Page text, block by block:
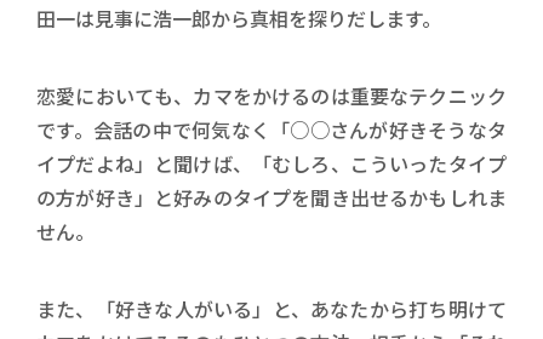
田一は見事に浩一郎から真相を探りだします。
恋愛においても、カマをかけるのは重要なテクニック
です。会話の中で何気なく「○○さんが好きそうなタ
イプだよね」と聞けば、「むしろ、こういったタイプ
の方が好き」と好みのタイプを聞き出せるかもしれま
せん。
また、「好きな人がいる」と、あなたから打ち明けて